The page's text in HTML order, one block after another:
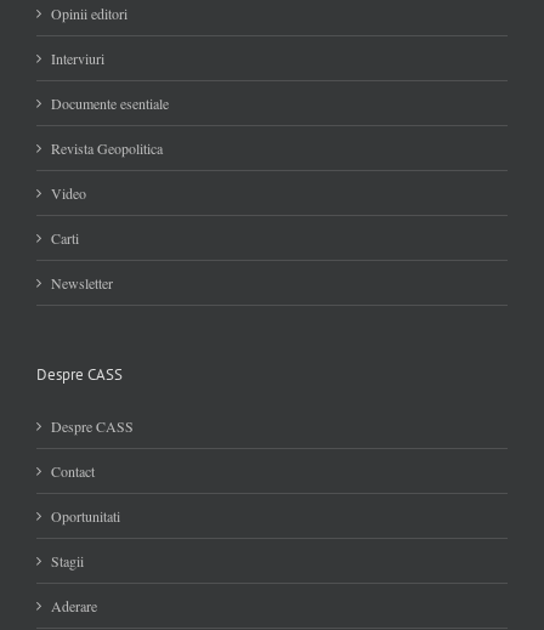
Opinii editori
Interviuri
Documente esentiale
Revista Geopolitica
Video
Carti
Newsletter
Despre CASS
Despre CASS
Contact
Oportunitati
Stagii
Aderare